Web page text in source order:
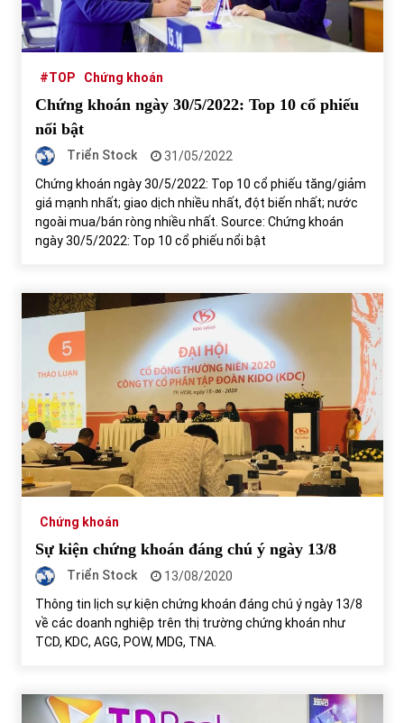
Tự doanh ngày 3.6.2022: CTCK mua ròng 28,7 tỷ đồng
06/06/2022
Top 10 tỷ phú giàu nhất thế giới – Bảng xếp hạng 2022
Bất ổn từ các cuộc đấu giá đất ở Thanh Hoá
31/05/2022
31/05/2022
S&P Ratings cập nhật xếp hạng tín nhiệm của
Vietcombank và Eximbank
31/05/2022
Chứng khoán ngày 30/5/2022: Top 10 cổ phiếu nổi bật
31/05/2022
09/11/2021
Chứng khoán ngày 12/10/2021: Top 10 cổ phiếu nổi bật
13/10/2021
13/10/2021
#TOP Chứng khoán
Chứng khoán ngày 30/5/2022: Top 10 cổ phiếu
nổi bật
Triển Stock
31/05/2022
Chứng khoán ngày 30/5/2022: Top 10 cổ phiếu tăng/giảm
giá mạnh nhất; giao dịch nhiều nhất, đột biến nhất; nước
ngoài mua/bán ròng nhiều nhất. Source: Chứng khoán
ngày 30/5/2022: Top 10 cổ phiếu nổi bật
Chứng khoán
Sự kiện chứng khoán đáng chú ý ngày 13/8
Triển Stock
13/08/2020
Thông tin lịch sự kiện chứng khoán đáng chú ý ngày 13/8
về các doanh nghiệp trên thị trường chứng khoán như
TCD, KDC, AGG, POW, MDG, TNA.